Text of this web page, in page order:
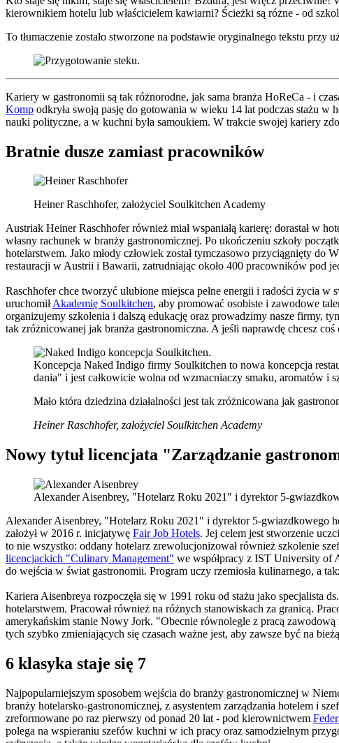
kierownikiem hotelu lub właścicielem kawiarni? Ścieżki są różne - od
To tłumaczenie zostało stworzone na podstawie oryginalnego tekstu przy
Kariery w gastronomii są tak różnorodne, jak sama branża HoReCa - i
Komp odkryła swoją pasję do gotowania w wieku 14 lat podczas stażu w
nauki polityczne, a w kuchni była samoukiem. W trakcie swojej kariery
Bratnie dusze zamiast pracowników
Heiner Raschhofer, założyciel Soulkitchen Academy
Austriak Heiner Raschhofer również miał wspaniałą karierę: dorastał w
własny rachunek w branży gastronomicznej. Po ukończeniu szkoły
hotelarstwem. Jako młody człowiek został tymczasowo przyciągnięty do
restauracji w Austrii i Bawarii, zatrudniając około 400 pracowników pod
Raschhofer chce tworzyć ulubione miejsca pełne energii i radości życia
uruchomiłAkademię Soulkitchen, aby promować osobiste i zawodowe
organizujemy szkolenia i dalszą edukację oraz prowadzimy nasze firmy,
tak zróżnicowanej jak branża gastronomiczna. A jeśli naprawdę chcesz
Koncepcja Naked Indigo firmy Soulkitchen to nowa koncepcja
dania" i jest całkowicie wolna od wzmacniaczy smaku, aromatów i
Mało która dziedzina działalności jest tak zróżnicowana jak
Heiner Raschhofer, założyciel Soulkitchen Academy
Nowy tytuł licencjata "Zarządzanie
Alexander Aisenbrey, "Hotelarz Roku 2021" i dyrektor 5-
Alexander Aisenbrey, "Hotelarz Roku 2021" i dyrektor 5-gwiazdkowego
założył w 2016 r. inicjatywę Fair Job Hotels. Jej celem jest stworzenie
to nie wszystko: oddany hotelarz zrewolucjonizował również szkolenie
licencjackich "Culinary Management" we współpracy z IST University of
do wejścia w świat gastronomii. Program uczy rzemiosła kulinarnego, a
Kariera Aisenbreya rozpoczęła się w 1991 roku od stażu jako specjalista
hotelarstwem. Pracował również na różnych stanowiskach za granicą.
amerykańskim stanie Nowy Jork. "Obecnie równolegle z pracą zawodową
tych szybko zmieniających się czasach ważne jest, aby zawsze być na
6 klasyka staje się 7
Najpopularniejszym sposobem wejścia do branży gastronomicznej w
branży hotelarsko-gastronomicznej, z asystentem zarządzania hotelem i
zreformowane po raz pierwszy od ponad 20 lat - pod kierownictwem
polega na wspieraniu szefów kuchni w ich pracy oraz samodzielnym